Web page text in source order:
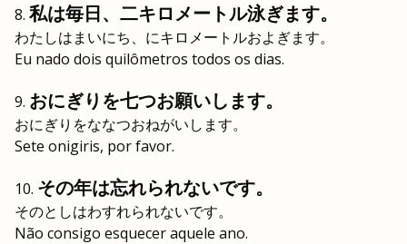
私は毎日、二キロメートル泳ぎます。
わたしはまいにち、にキロメートルおよぎます。
Eu nado dois quilômetros todos os dias.
おにぎりを七つお願いします。
おにぎりをななつおねがいします。
Sete onigiris, por favor.
その年は忘れられないです。
そのとしはわすれられないです。
Não consigo esquecer aquele ano.